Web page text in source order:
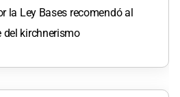
la Ley Bases recomendó al
del kirchnerismo